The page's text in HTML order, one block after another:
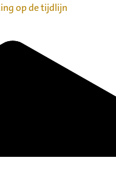
geordend op
op de tijdlijn